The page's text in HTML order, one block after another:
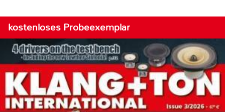
kostenloses Probeexemplar